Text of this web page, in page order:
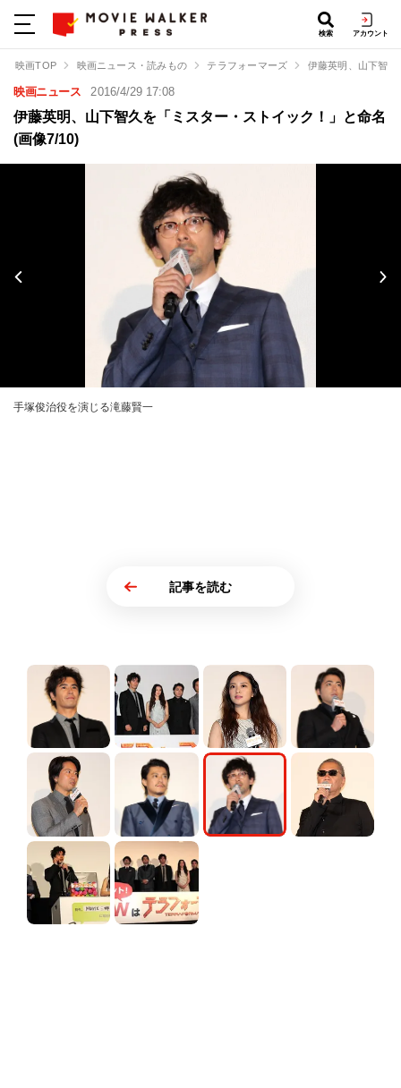
検索 アカウント
映画TOP 映画ニュース・読みもの テラフォーマーズ 伊藤英明、山下智
映画ニュース 2016/4/29 17:08
伊藤英明、山下智久を「ミスター・ストイック！」と命名
(画像7/10)
手塚俊治役を演じる滝藤賢一
記事を読む